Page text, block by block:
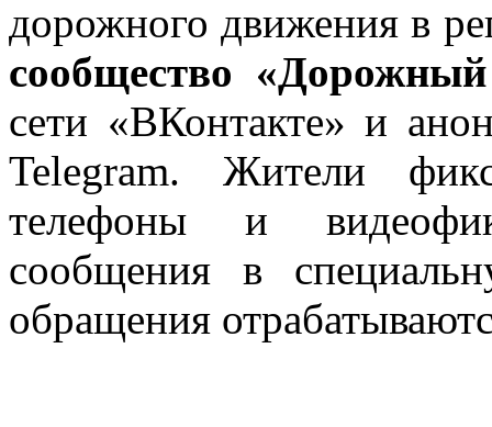
дорожного движения в
сообщество
сети «ВКонтакте» и
Telegram. Жители
телефоны и
сообщения в
обращения